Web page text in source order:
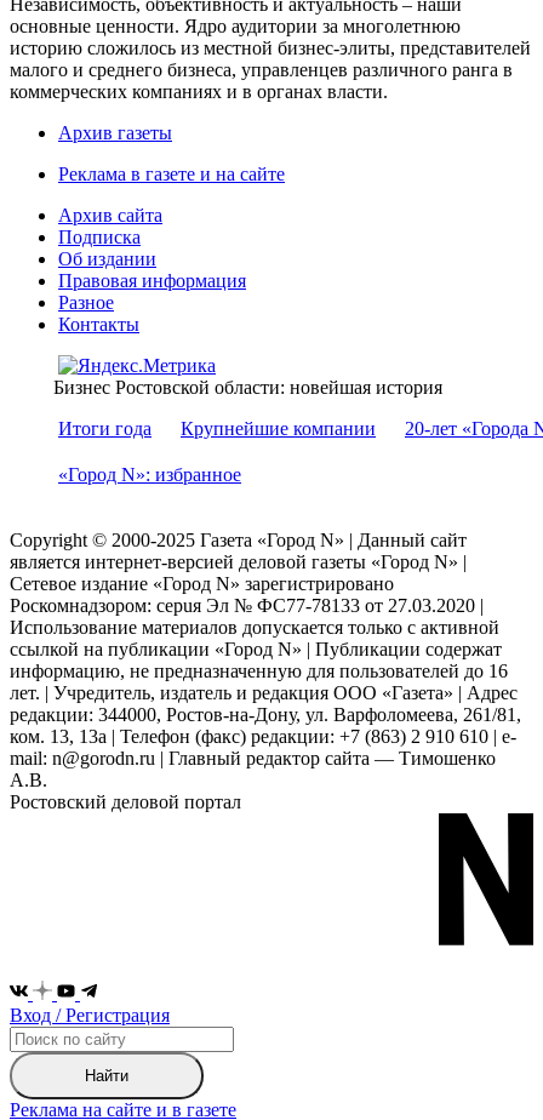
Независимость, объективность и актуальность – наши
основные ценности. Ядро аудитории за многолетнюю
историю сложилось из местной бизнес-элиты, представителей
малого и среднего бизнеса, управленцев различного ранга в
коммерческих компаниях и в органах власти.
Архив газеты
Реклама в газете и на сайте
Архив сайта
Подписка
Об издании
Правовая информация
Разное
Контакты
Бизнес Ростовской области: новейшая история
Итоги года
Крупнейшие компании 20-лет «Города
«Город N»: избранное
Copyright © 2000-2025 Газета «Город N» | Данный сайт
является интернет-версией деловой газеты «Город N» |
Сетевое издание «Город N» зарегистрировано
Роскомнадзором: серuя Эл № ФС77-78133 от 27.03.2020 |
Использование материалов допускается только с активной
ссылкой на публикации «Город N» | Публикации содержат
информацию, не предназначенную для пользователей до 16
лет. | Учредитель, издатель и редакция ООО «Газета» | Адрес
редакции: 344000, Ростов-на-Дону, ул. Варфоломеева, 261/81,
ком. 13, 13а | Телефон (факс) редакции: +7 (863) 2 910 610 | e-
mail: n@gorodn.ru | Главный редактор сайта — Тимошенко
А.В.
Ростовский деловой портал
Вход / Регистрация
Найти
Реклама на сайте и в газете